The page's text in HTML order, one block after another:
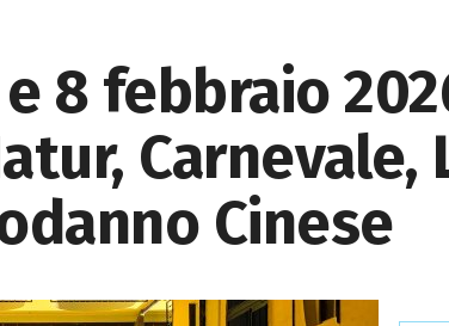
8 febbraio
Carnevale,
Cinese